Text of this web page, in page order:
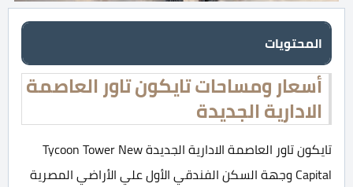
المحتويات
أسعار ومساحات تايكون تاور العاصمة
الادارية الجديدة
تايكون تاور العاصمة الادارية الجديدة Tycoon Tower New
Capital وجهة السكن الفندقي الأول علي الأراضي المصرية